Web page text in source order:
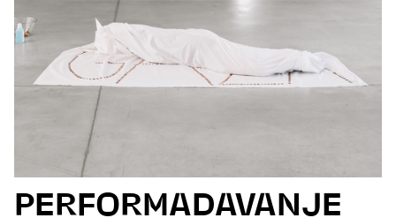
PERFORMADAVANJE